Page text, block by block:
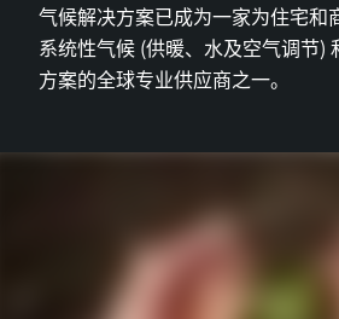
气候解决方案已成为一家为住宅和
系统性气候 (供暖、水及空气调节)
方案的全球专业供应商之一。